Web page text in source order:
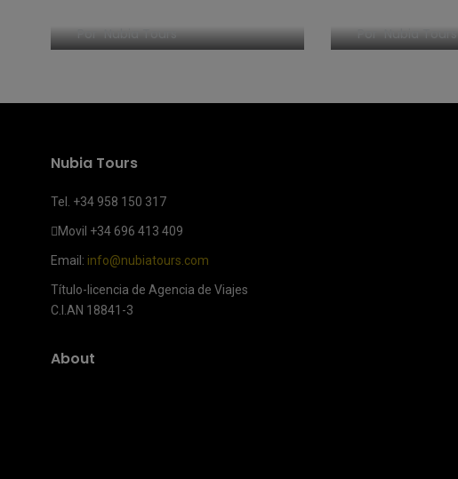
PorNubia Tours PorNubia Tours
Nubia Tours
Tel. +34 958 150 317
Movil +34 696 413 409
Email: info@nubiatours.com
Título-licencia de Agencia de Viajes
C.I.AN 18841-3
About